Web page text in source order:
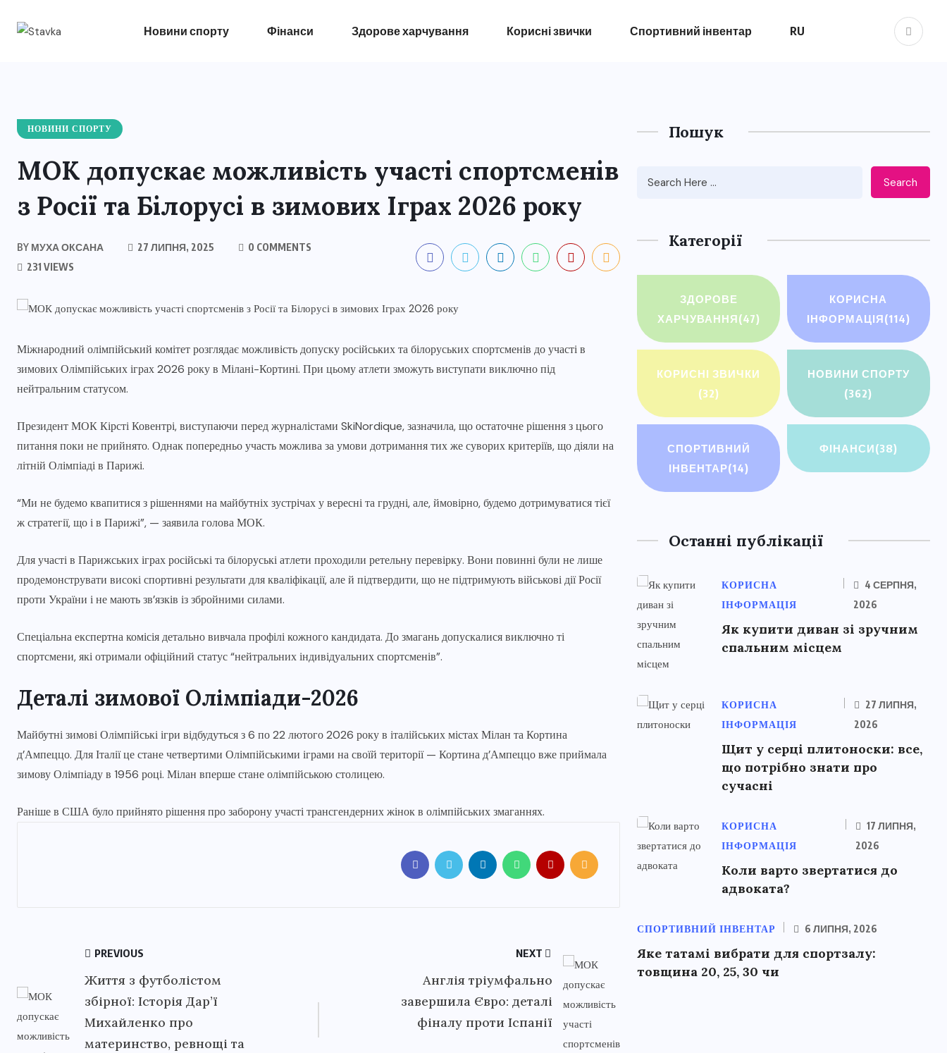
Новини спорту Фінанси Здорове харчування Корисні звички Спортивний інвентар RU
НОВИНИ СПОРТУ
МОК допускає можливість участі спортсменів
з Росії та Білорусі в зимових Іграх 2026 року
BY МУХА ОКСАНА 27 ЛИПНЯ, 2025
0 COMMENTS
231 VIEWS
Міжнародний олімпійський комітет розглядає можливість допуску російських та білоруських спортсменів до участі в
зимових Олімпійських іграх 2026 року в Мілані-Кортині. При цьому атлети зможуть виступати виключно під
нейтральним статусом.
Президент МОК Кірсті Ковентрі, виступаючи перед журналістами SkiNordique, зазначила, що остаточне рішення з цього
питання поки не прийнято. Однак попередньо участь можлива за умови дотримання тих же суворих критеріїв, що діяли на
літній Олімпіаді в Парижі.
“Ми не будемо квапитися з рішеннями на майбутніх зустрічах у вересні та грудні, але, ймовірно, будемо дотримуватися тієї
ж стратегії, що і в Парижі”, — заявила голова МОК.
Для участі в Парижських іграх російські та білоруські атлети проходили ретельну перевірку. Вони повинні були не лише
продемонструвати високі спортивні результати для кваліфікації, але й підтвердити, що не підтримують військові дії Росії
проти України і не мають зв’язків із збройними силами.
Спеціальна експертна комісія детально вивчала профілі кожного кандидата. До змагань допускалися виключно ті
спортсмени, які отримали офіційний статус “нейтральних індивідуальних спортсменів”.
Деталі зимової Олімпіади-2026
Майбутні зимові Олімпійські ігри відбудуться з 6 по 22 лютого 2026 року в італійських містах Мілан та Кортина
д’Ампеццо. Для Італії це стане четвертими Олімпійськими іграми на своїй території — Кортина д’Ампеццо вже приймала
зимову Олімпіаду в 1956 році. Мілан вперше стане олімпійською столицею.
Раніше в США було прийнято рішення про заборону участі трансгендерних жінок в олімпійських змаганнях.
PREVIOUS
Життя з футболістом
збірної: Історія Дар’ї
Михайленко про
материнство, ревнощі та
NEXT
Англія тріумфально
завершила Євро: деталі
фіналу проти Іспанії
Пошук
Search
Категорії
ЗДОРОВЕ
ХАРЧУВАННЯ(47)
КОРИСНА
ІНФОРМАЦІЯ(114)
КОРИСНІ ЗВИЧКИ
(32)
НОВИНИ СПОРТУ
(362)
СПОРТИВНИЙ
ІНВЕНТАР(14)
ФІНАНСИ(38)
Останні публікації
КОРИСНА
ІНФОРМАЦІЯ
4 СЕРПНЯ,
2026
Як купити диван зі зручним
спальним місцем
КОРИСНА
ІНФОРМАЦІЯ
27 ЛИПНЯ,
2026
Щит у серці плитоноски: все,
що потрібно знати про
сучасні
КОРИСНА
ІНФОРМАЦІЯ
17 ЛИПНЯ,
2026
Коли варто звертатися до
адвоката?
СПОРТИВНИЙ ІНВЕНТАР 6 ЛИПНЯ, 2026
Яке татамі вибрати для спортзалу:
товщина 20, 25, 30 чи